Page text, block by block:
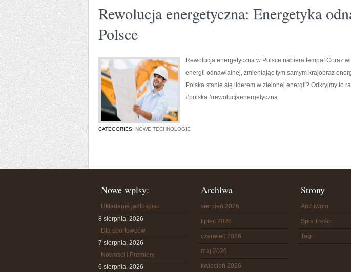
Rewolucja energetyczna: Energetyka
Polsce
Rewolucja energetyczna w Polsce nabiera tempa! Coraz
energii odnawialnej, zmieniając tym samym krajobraz
Polska stanie się liderem w zielonej energii? Odkryjmy to
#polska #rewolucjaenergetyczna
CATEGORIES: NOWE TECHNOLOGIE
Nowe wpisy:
Układanie jadłospisu
8 sierpnia, 2026
Dla sportowców
7 sierpnia, 2026
Nowości i Premiery
6 sierpnia, 2026
Archiwa
sierpień 2026
lipiec 2026
czerwiec 2026
maj 2026
kwiecień 2026
Strony
Archiwum
Spis Treści
Tagi